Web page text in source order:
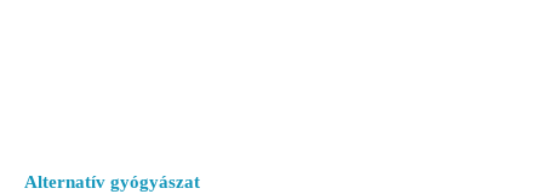
Alternatív gyógyászat